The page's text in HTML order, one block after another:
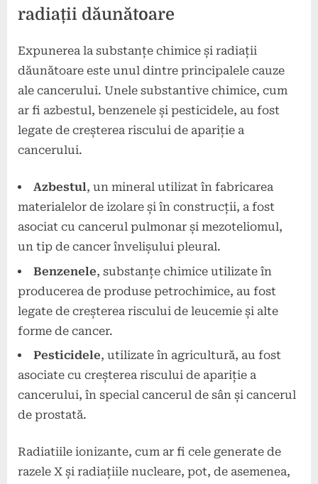
radiații dăunătoare
Expunerea la substanțe chimice și radiații
dăunătoare este unul dintre principalele cauze
ale cancerului. Unele substantive chimice, cum
ar fi azbestul, benzenele și pesticidele, au fost
legate de creșterea riscului de apariție a
cancerului.
Azbestul, un mineral utilizat în fabricarea
materialelor de izolare și în construcții, a fost
asociat cu cancerul pulmonar și mezoteliomul,
un tip de cancer învelișului pleural.
Benzenele, substanțe chimice utilizate în
producerea de produse petrochimice, au fost
legate de creșterea riscului de leucemie și alte
forme de cancer.
Pesticidele, utilizate în agricultură, au fost
asociate cu creșterea riscului de apariție a
cancerului, în special cancerul de sân și cancerul
de prostată.
Radiatiile ionizante, cum ar fi cele generate de
razele X și radiațiile nucleare, pot, de asemenea,